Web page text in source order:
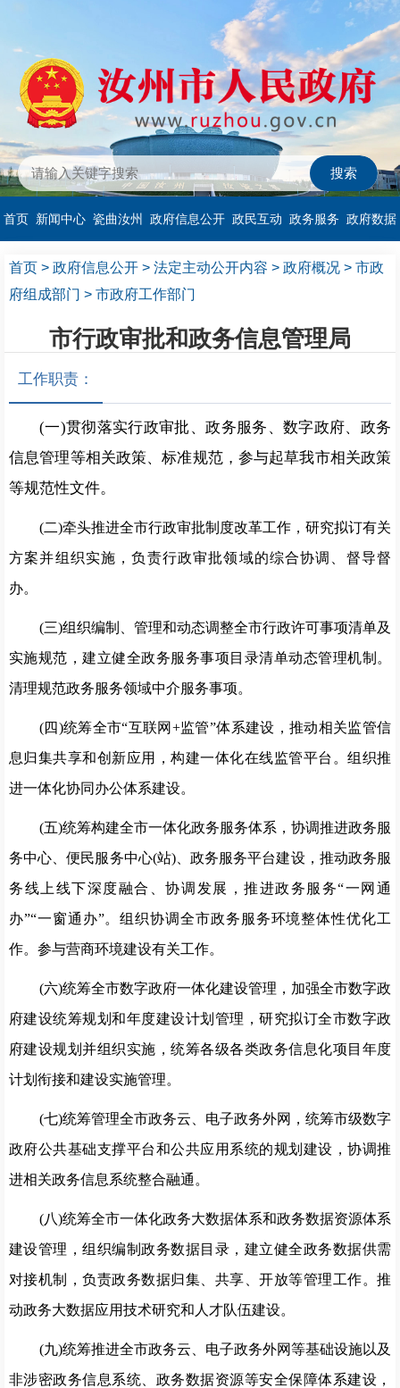
首页 新闻中心 瓷曲汝州 政府信息公开 政民互动 政务服务 政府数据
首页 > 政府信息公开 > 法定主动公开内容 > 政府概况 > 市政
府组成部门 > 市政府工作部门
市行政审批和政务信息管理局
工作职责：
(一)贯彻落实行政审批、政务服务、数字政府、政务
信息管理等相关政策、标准规范，参与起草我市相关政策
等规范性文件。
(二)牵头推进全市行政审批制度改革工作，研究拟订有关
方案并组织实施，负责行政审批领域的综合协调、 督导督
办。
(三)组织编制、管理和动态调整全市行政许可事项清单及
实施规范，建立健全政务服务事项目录清单动态管理机制。
清理规范政务服务领域中介服务事项。
(四)统筹全市“互联网+监管”体系建设，推动相关监管信
息归集共享和创新应用，构建一体化在线监管平台。组织推
进一体化协同办公体系建设。
(五)统筹构建全市一体化政务服务体系，协调推进政务服
务中心、便民服务中心(站)、政务服务平台建设，推动政务服
务线上线下深度融合、协调发展，推进政务服务“一网通
办”“一窗通办”。组织协调全市政务服务环境整体性优化工
作。参与营商环境建设有关工作。
(六)统筹全市数字政府一体化建设管理，加强全市数字政
府建设统筹规划和年度建设计划管理，研究拟订全市数字政
府建设规划并组织实施，统筹各级各类政务信息化项目年度
计划衔接和建设实施管理。
(七)统筹管理全市政务云、电子政务外网，统筹市级数字
政府公共基础支撑平台和公共应用系统的规划建设，协调推
进相关政务信息系统整合融通。
(八)统筹全市一体化政务大数据体系和政务数据资源体系
建设管理，组织编制政务数据目录，建立健全政务数据供需
对接机制，负责政务数据归集、共享、开放等管理工作。推
动政务大数据应用技术研究和人才队伍建设。
(九)统筹推进全市政务云、电子政务外网等基础设施以及
非涉密政务信息系统、政务数据资源等安全保障体系建设 ，